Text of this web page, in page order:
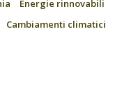
Energie rinnovabili
Cambiamenti climatici